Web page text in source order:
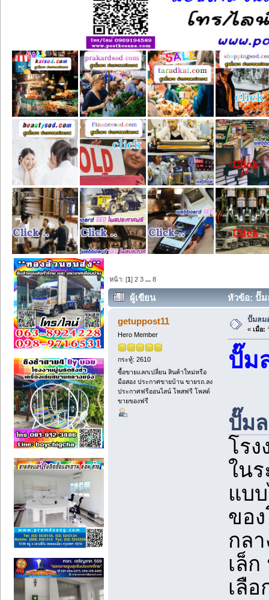
หน้า: [1]2 3 ...8
ผู้เขียน หัวข้อ: ปั๊ม
getuppost11
Hero Member
กระทู้: 2610
ซื้อขายแลกเปลี่ยน สินค้าใหม่หรือ
มือสอง ประกาศขายบ้าน ขายรถ.ลง
ประกาศฟรีออนไลน์ โพสฟรี โพสต์
ขายของฟรี
ปั๊มลม
« เมื่อ:
ปั๊ม
ปั๊ม
โร
ใน
แบ
ขอ
กล
เล็
เลื